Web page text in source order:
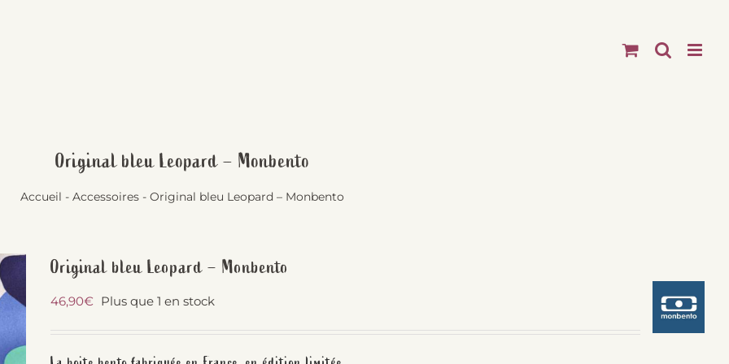
Original bleu Leopard – Monbento
Accueil - Accessoires - Original bleu Leopard – Monbento
Original bleu Leopard – Monbento
46,90€ Plus que 1 en stock